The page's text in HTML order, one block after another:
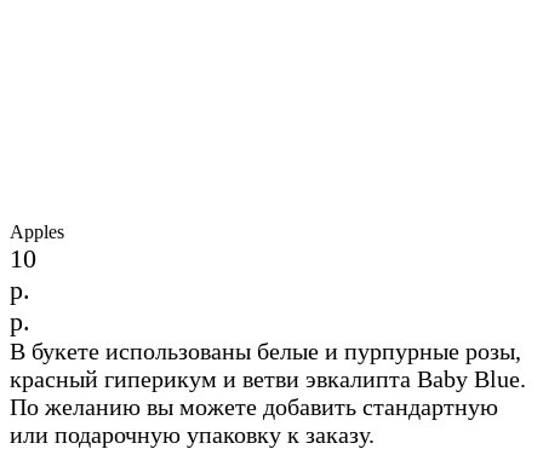
Apples
10
р.
р.
В букете использованы белые и пурпурные розы,
красный гиперикум и ветви эвкалипта Baby Blue.
По желанию вы можете добавить стандартную
или подарочную упаковку к заказу.